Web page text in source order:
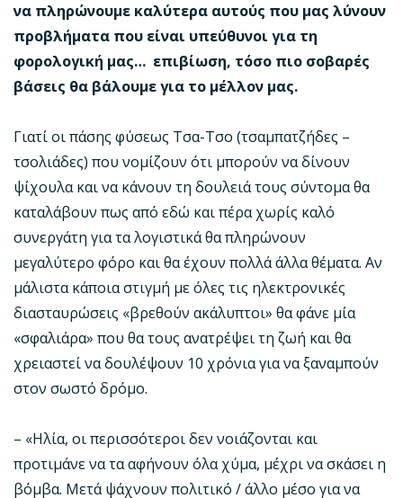
να πληρώνουμε καλύτερα αυτούς που μας λύνουν
προβλήματα που είναι υπεύθυνοι για τη
φορολογική μας… επιβίωση, τόσο πιο σοβαρές
βάσεις θα βάλουμε για το μέλλον μας.
Γιατί οι πάσης φύσεως Τσα-Τσο (τσαμπατζήδες –
τσολιάδες) που νομίζουν ότι μπορούν να δίνουν
ψίχουλα και να κάνουν τη δουλειά τους σύντομα θα
καταλάβουν πως από εδώ και πέρα χωρίς καλό
συνεργάτη για τα λογιστικά θα πληρώνουν
μεγαλύτερο φόρο και θα έχουν πολλά άλλα θέματα. Αν
μάλιστα κάποια στιγμή με όλες τις ηλεκτρονικές
διασταυρώσεις «βρεθούν ακάλυπτοι» θα φάνε μία
«σφαλιάρα» που θα τους ανατρέψει τη ζωή και θα
χρειαστεί να δουλέψουν 10 χρόνια για να ξαναμπούν
στον σωστό δρόμο.
– «Ηλία, οι περισσότεροι δεν νοιάζονται και
προτιμάνε να τα αφήνουν όλα χύμα, μέχρι να σκάσει η
βόμβα. Μετά ψάχνουν πολιτικό / άλλο μέσο για να